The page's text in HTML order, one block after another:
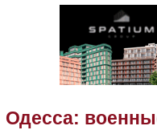
Одесса: